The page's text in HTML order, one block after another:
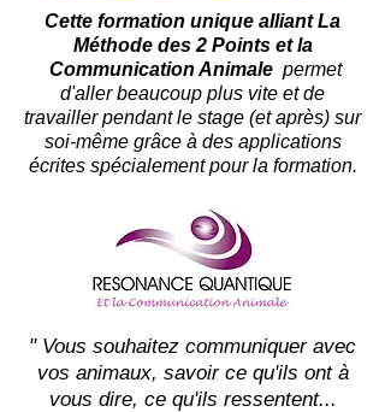
Cette formation unique alliant La
Méthode des 2 Points et la
Communication Animale permet
d'aller beaucoup plus vite et de
travailler pendant le stage (et après) sur
soi-même grâce à des applications
écrites spécialement pour la formation.
" Vous souhaitez communiquer avec
vos animaux, savoir ce qu'ils ont à
vous dire, ce qu'ils ressentent...